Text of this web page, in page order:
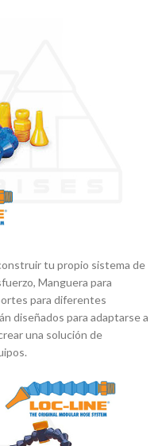
tu propio sistema de
Manguera para
para diferentes
diseñados para adaptarse a
una solución de